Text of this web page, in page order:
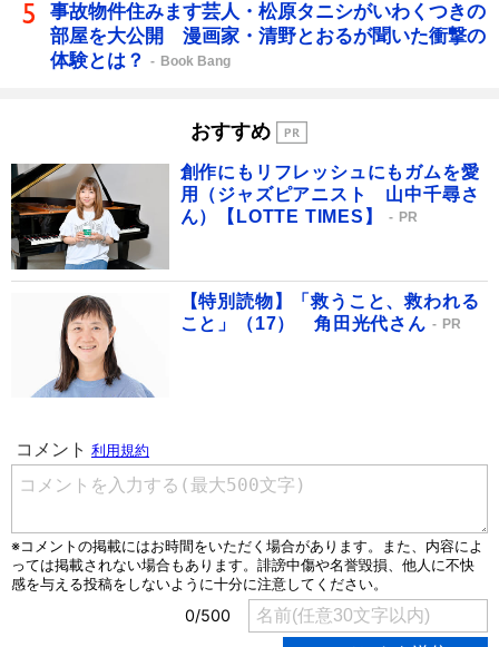
事故物件住みます芸人・松原タニシがいわくつきの
部屋を大公開 漫画家・清野とおるが聞いた衝撃の
体験とは？
Book Bang
おすすめ
創作にもリフレッシュにもガムを愛
用（ジャズピアニスト 山中千尋さ
ん）【LOTTE TIMES】
PR
【特別読物】「救うこと、救われる
こと」（17） 角田光代さん
PR